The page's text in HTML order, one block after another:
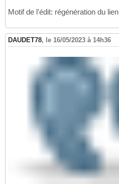
Motif de l'édit: régénération du lien
DAUDET78, le 16/05/2023 à 14h36